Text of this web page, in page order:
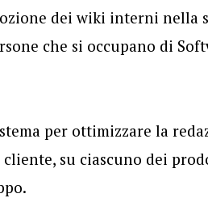
dei wiki interni nella
che si occupano di
per ottimizzare la
su ciascuno dei